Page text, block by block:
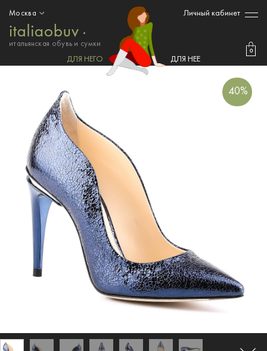
итальянская обувь и сумки
Москва Личный кабинет
0
ДЛЯ НЕГО ДЛЯ НЕЕ
40%